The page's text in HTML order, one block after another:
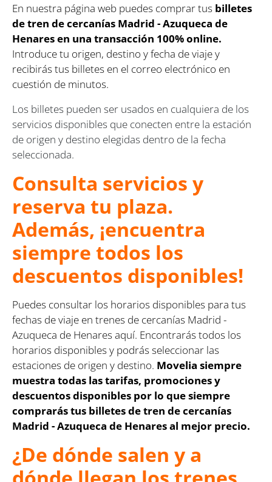
En nuestra página web puedes comprar tus billetes
de tren de cercanías Madrid - Azuqueca de
Henares en una transacción 100% online.
Introduce tu origen, destino y fecha de viaje y
recibirás tus billetes en el correo electrónico en
cuestión de minutos.
Los billetes pueden ser usados en cualquiera de los
servicios disponibles que conecten entre la estación
de origen y destino elegidas dentro de la fecha
seleccionada.
Consulta servicios y
reserva tu plaza.
Además, ¡encuentra
siempre todos los
descuentos disponibles!
Puedes consultar los horarios disponibles para tus
fechas de viaje en trenes de cercanías Madrid -
Azuqueca de Henares aquí. Encontrarás todos los
horarios disponibles y podrás seleccionar las
estaciones de origen y destino. Movelia siempre
muestra todas las tarifas, promociones y
descuentos disponibles por lo que siempre
comprarás tus billetes de tren de cercanías
Madrid - Azuqueca de Henares al mejor precio.
¿De dónde salen y a